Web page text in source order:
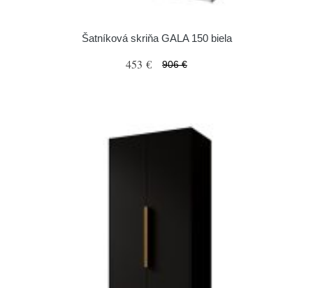
Šatníková skriňa GALA 150 biela
453 € 906 €